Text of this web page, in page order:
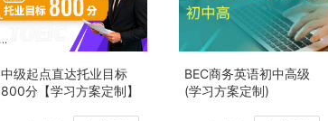
中级起点直达托业目标
800分【学习方案定制】
BEC商务英语初中高级
(学习方案定制)